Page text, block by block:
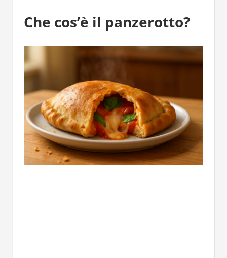
Che cos’è il panzerotto?